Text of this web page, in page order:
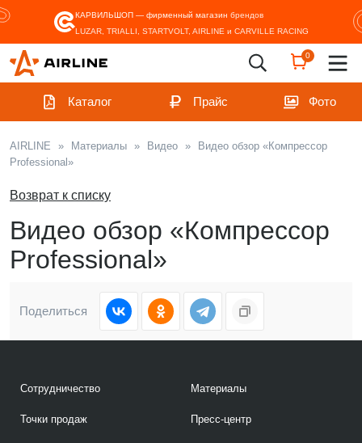
КАРВИЛЬШОП — фирменный магазин брендов
LUZAR, TRIALLI, STARTVOLT, AIRLINE и CARVILLE RACING
0
Каталог Прайс Фото
AIRLINE » Материалы » Видео »
Видео обзор «Компрессор
Professional»
Возврат к списку
Видео обзор «Компрессор
Professional»
Поделиться
Сотрудничество
Точки продаж
Материалы
Пресс-центр